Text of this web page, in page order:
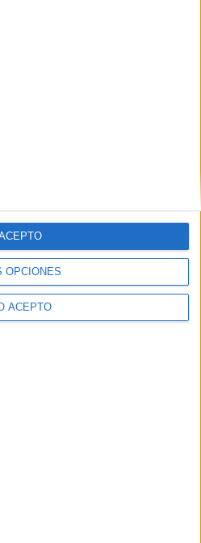
OPCIONES
ACEPTO
por registrarte te daremos
con 100 consejos para tu